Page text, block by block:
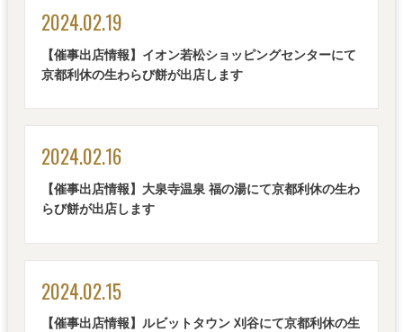
2024.02.19
【催事出店情報】イオン若松ショッピングセンターにて
京都利休の生わらび餅が出店します
2024.02.16
【催事出店情報】大泉寺温泉 福の湯にて京都利休の生わ
らび餅が出店します
2024.02.15
【催事出店情報】ルビットタウン 刈谷にて京都利休の生